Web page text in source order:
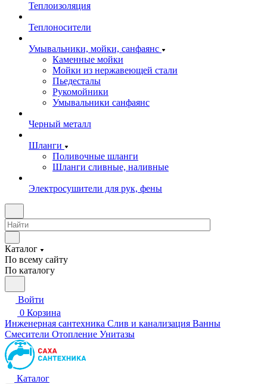
Теплоизоляция
Теплоносители
Умывальники, мойки, санфаянс
Каменные мойки
Мойки из нержавеющей стали
Пьедесталы
Рукомойники
Умывальники санфаянс
Черный металл
Шланги
Поливочные шланги
Шланги сливные, наливные
Электросушители для рук, фены
Каталог
По всему сайту
По каталогу
Войти
0 Корзина
Инженерная сантехника Слив и канализация Ванны
Смесители Отопление Унитазы
Каталог